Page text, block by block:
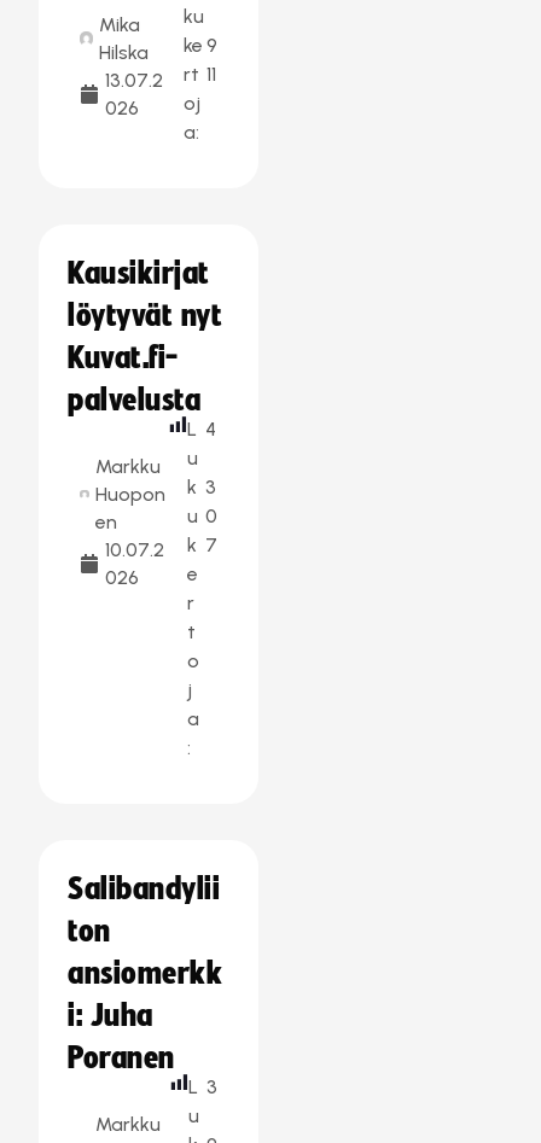
Mika
Hilska
13.07.2
026
ku
ke
rt
oj
a:
9
11
Kausikirjat
löytyvät nyt
Kuvat.fi-
palvelusta
Markku
Huopon
en
10.07.2
026
L
u
k
u
k
e
r
t
o
j
a
:
4
3
0
7
Salibandylii
ton
ansiomerkk
i: Juha
Poranen
Markku
L
u
3